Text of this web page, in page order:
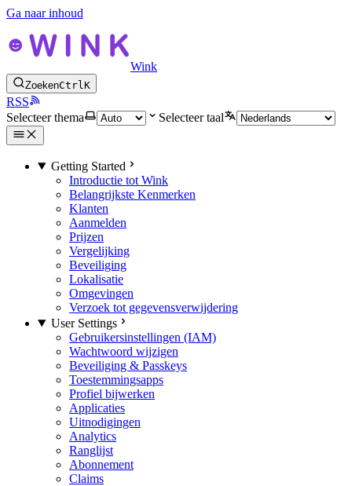
Ga naar inhoud
Wink
ZoekenCtrlK
RSS
Selecteer thema
Selecteer taal
Getting Started
Introductie tot Wink
Belangrijkste Kenmerken
Klanten
Aanmelden
Prijzen
Vergelijking
Beveiliging
Lokalisatie
Omgevingen
Verzoek tot gegevensverwijdering
User Settings
Gebruikersinstellingen (IAM)
Wachtwoord wijzigen
Beveiliging & Passkeys
Toestemmingsapps
Profiel bijwerken
Applicaties
Uitnodigingen
Analytics
Ranglijst
Abonnement
Claims